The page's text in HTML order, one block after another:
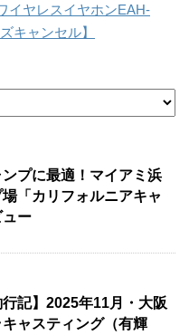
イヤレスイヤホンEAH-
キャンセル】
プに最適！マイアミ浜
「カリフォルニアキャ
ュー
行記】2025年11月・大阪
ャスティング（有輝